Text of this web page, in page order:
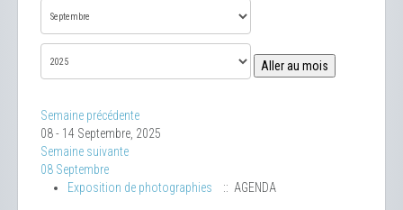
Aller au mois
Semaine précédente
08 - 14 Septembre, 2025
Semaine suivante
08 Septembre
Exposition de photographies
:: AGENDA